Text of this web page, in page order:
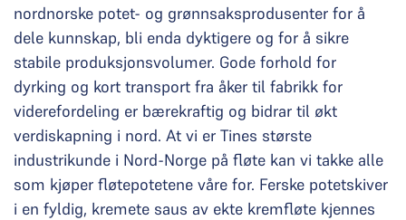
nordnorske potet- og grønnsaksprodusenter for å
dele kunnskap, bli enda dyktigere og for å sikre
stabile produksjonsvolumer. Gode forhold for
dyrking og kort transport fra åker til fabrikk for
viderefordeling er bærekraftig og bidrar til økt
verdiskapning i nord. At vi er Tines største
industrikunde i Nord-Norge på fløte kan vi takke alle
som kjøper fløtepotetene våre for. Ferske potetskiver
i en fyldig, kremete saus av ekte kremfløte kjennes